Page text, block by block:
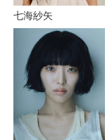
七海紗矢